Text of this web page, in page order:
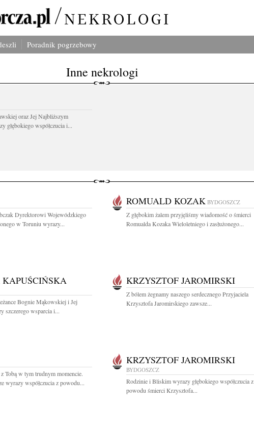
Poradnik pogrzebowy
Inne nekrologi
oraz Jej Najbliższym
głębokiego współczucia i...
Dyrektorowi Wojewódzkiego
w Toruniu wyrazy...
ROMUALD KOZAK BYDGOSZCZ
Z głębokim żalem przyjęliśmy wiadomość o śmierci
Romualda Kozaka Wieloletniego i zasłużonego...
Bognie Mąkowskiej i Jej
szczerego wsparcia i...
KRZYSZTOF JAROMIRSKI
Z bólem żegnamy naszego serdecznego Przyjaciela
Krzysztofa Jaromirskiego zawsze...
Tobą w tym trudnym momencie.
wyrazy współczucia z powodu...
KRZYSZTOF JAROMIRSKI
BYDGOSZCZ
Rodzinie i Bliskim wyrazy głębokiego współczucia z
powodu śmierci Krzysztofa...